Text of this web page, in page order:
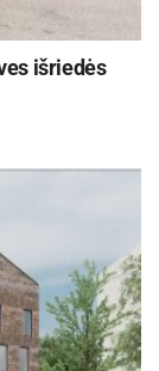
išriedės